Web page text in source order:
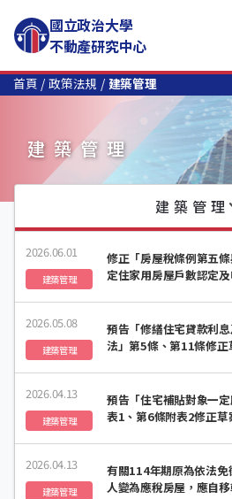
國立政治大學
不動產研究中心
首頁 政策法規 建築管理
建築管理
建築管理
2026.06.01
建築管理
修正「房屋稅條例第五
定住家用房屋戶數認定
2026.05.08
建築管理
預告「修繕住宅貸款利
法」第5條、第11條修正
2026.04.13
建築管理
預告「住宅補貼對象一
表1、第6條附表2修正草
2026.04.13
建築管理
有關114年期原為依法
人變為應稅房屋，應自